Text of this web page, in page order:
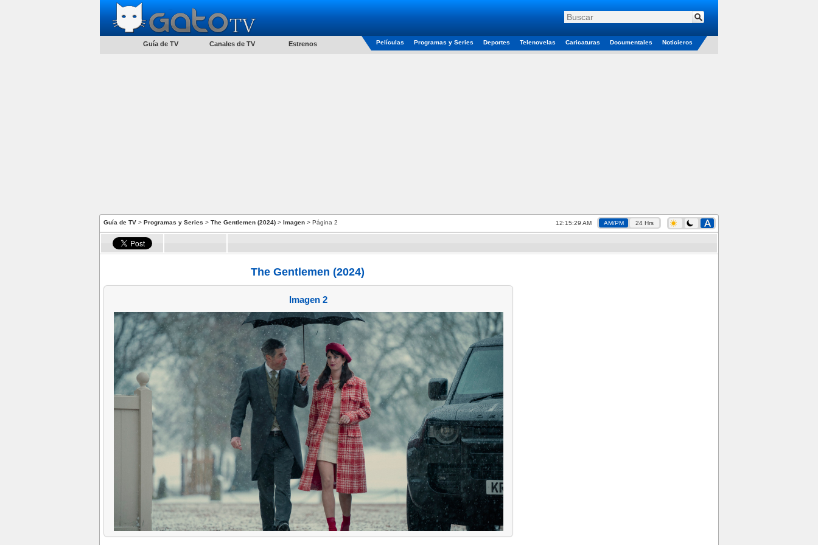
Guía de TV Canales de TV Estrenos Películas Programas y Series Deportes Telenovelas Caricaturas Documentales Noticieros
Guía de TV > Programas y Series > The Gentlemen (2024) > Imagen > Página 2 12:15:29 AM AM/PM 24 Hrs
The Gentlemen (2024)
Imagen 2